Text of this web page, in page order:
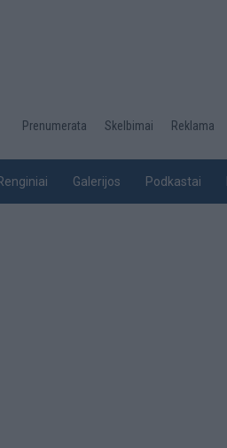
Desktop
top
Prenumerata Skelbimai Reklama
Galerijos Podkastai